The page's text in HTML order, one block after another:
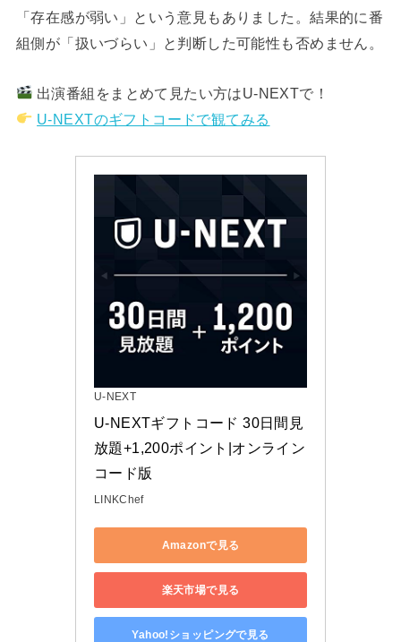
「存在感が弱い」という意見もありました。結果的に番
組側が「扱いづらい」と判断した可能性も否めません。
出演番組をまとめて見たい方はU-NEXTで！
U-NEXTのギフトコードで観てみる
U-NEXT
U-NEXTギフトコード 30日間見
放題+1,200ポイント|オンライン
コード版
LINKChef
Amazonで見る
楽天市場で見る
Yahoo!ショッピングで見る